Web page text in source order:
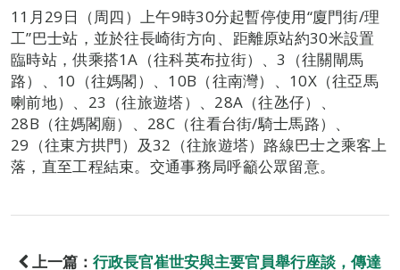
11月29日（周四）上午9時30分起暫停使用“廈門街/理
工”巴士站，並於往長崎街方向、距離原站約30米設置
臨時站，供乘搭1A（往科英布拉街）、3（往關閘馬
路）、10（往媽閣）、10B（往南灣）、10X（往亞馬
喇前地）、23（往旅遊塔）、28A（往氹仔）、
28B（往媽閣廟）、28C（往看台街/騎士馬路）、
29（往東方拱門）及32（往旅遊塔）路線巴士之乘客上
落，直至工程結束。交通事務局呼籲公眾留意。
上一篇： 行政長官崔世安與主要官員舉行座談，傳達